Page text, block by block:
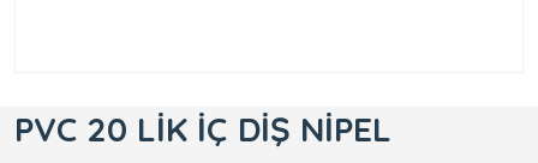
PVC 20 LİK İÇ DİŞ NİPEL